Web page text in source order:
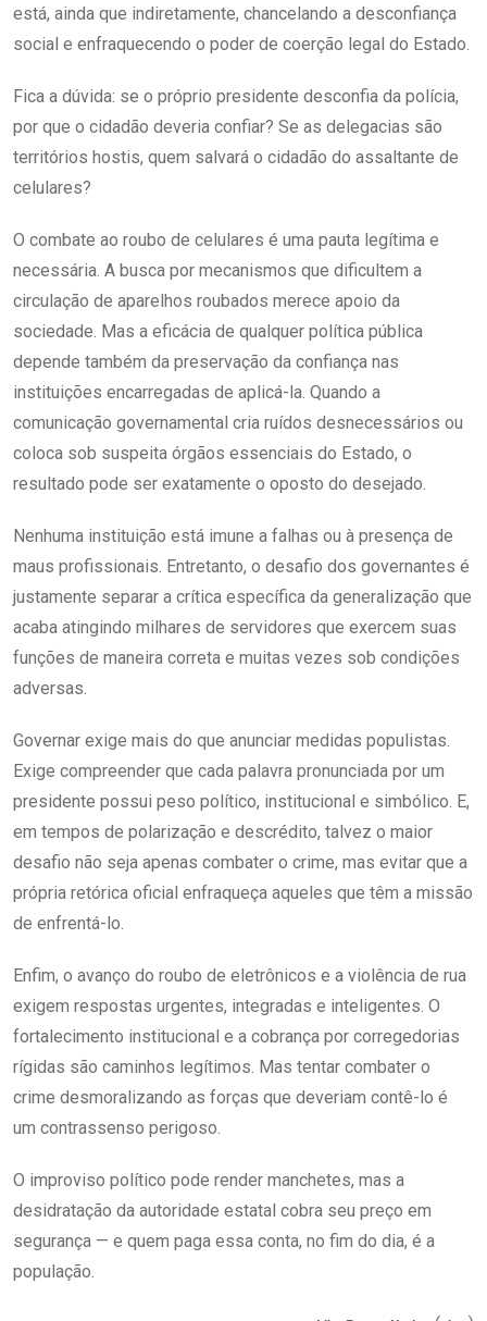
está, ainda que indiretamente, chancelando a desconfiança
social e enfraquecendo o poder de coerção legal do Estado.
Fica a dúvida: se o próprio presidente desconfia da polícia,
por que o cidadão deveria confiar? Se as delegacias são
territórios hostis, quem salvará o cidadão do assaltante de
celulares?
O combate ao roubo de celulares é uma pauta legítima e
necessária. A busca por mecanismos que dificultem a
circulação de aparelhos roubados merece apoio da
sociedade. Mas a eficácia de qualquer política pública
depende também da preservação da confiança nas
instituições encarregadas de aplicá-la. Quando a
comunicação governamental cria ruídos desnecessários ou
coloca sob suspeita órgãos essenciais do Estado, o
resultado pode ser exatamente o oposto do desejado.
Nenhuma instituição está imune a falhas ou à presença de
maus profissionais. Entretanto, o desafio dos governantes é
justamente separar a crítica específica da generalização que
acaba atingindo milhares de servidores que exercem suas
funções de maneira correta e muitas vezes sob condições
adversas.
Governar exige mais do que anunciar medidas populistas.
Exige compreender que cada palavra pronunciada por um
presidente possui peso político, institucional e simbólico. E,
em tempos de polarização e descrédito, talvez o maior
desafio não seja apenas combater o crime, mas evitar que a
própria retórica oficial enfraqueça aqueles que têm a missão
de enfrentá-lo.
Enfim, o avanço do roubo de eletrônicos e a violência de rua
exigem respostas urgentes, integradas e inteligentes. O
fortalecimento institucional e a cobrança por corregedorias
rígidas são caminhos legítimos. Mas tentar combater o
crime desmoralizando as forças que deveriam contê-lo é
um contrassenso perigoso.
O improviso político pode render manchetes, mas a
desidratação da autoridade estatal cobra seu preço em
segurança — e quem paga essa conta, no fim do dia, é a
população.